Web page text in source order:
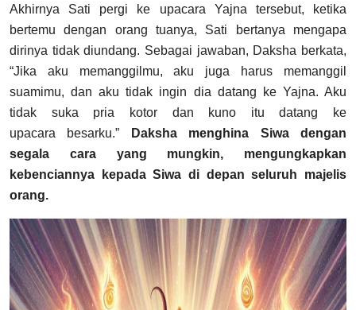
Akhirnya Sati pergi ke upacara Yajna tersebut, ketika
bertemu dengan orang tuanya, Sati bertanya mengapa
dirinya tidak diundang. Sebagai jawaban, Daksha berkata,
“Jika aku memanggilmu, aku juga harus memanggil
suamimu, dan aku tidak ingin dia datang ke Yajna. Aku
tidak suka pria kotor dan kuno itu datang ke
upacara besarku.”
Daksha menghina Siwa dengan
segala cara yang mungkin, mengungkapkan
kebenciannya kepada Siwa di depan seluruh majelis
orang.